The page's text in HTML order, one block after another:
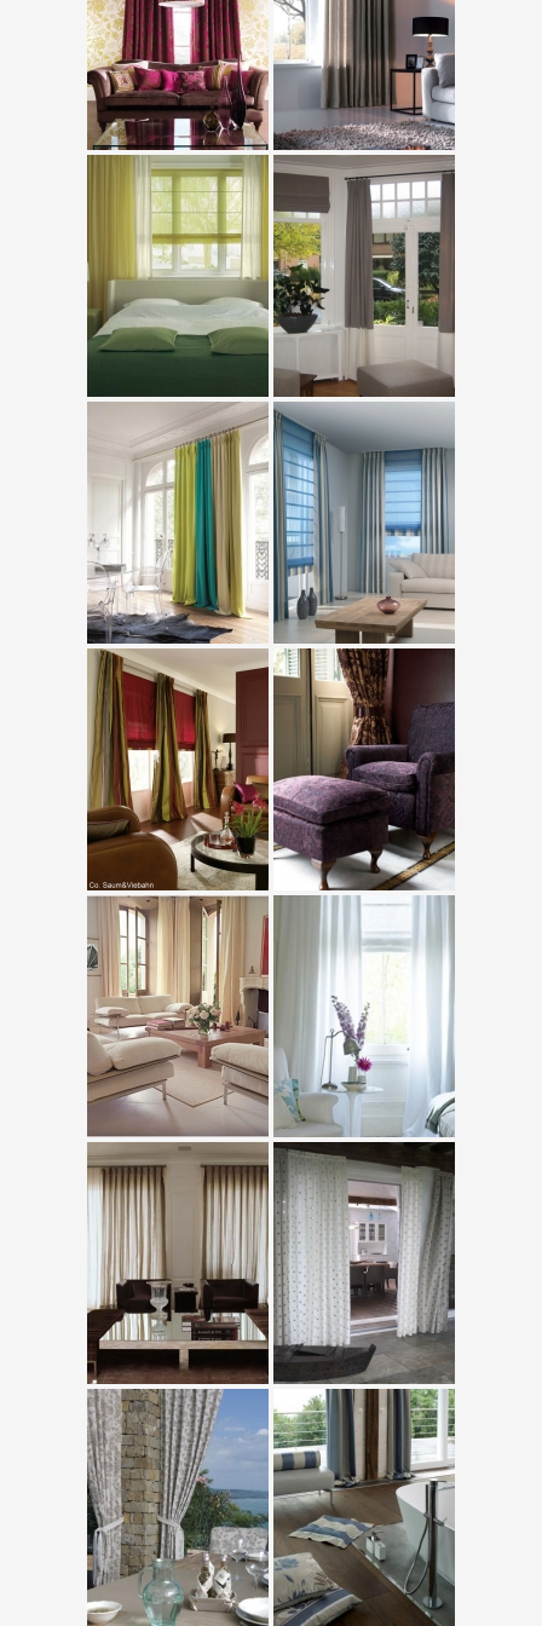
Konzolos roletta
Tokozott roletta
Napháló roló
Roló tetőtéri ablakra
Blackout függöny
Spagetti függöny
Textil minták
Kapcsolat